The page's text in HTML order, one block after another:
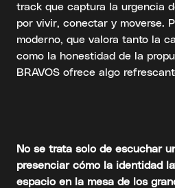
track que captura la urgencia
por vivir, conectar y moverse.
moderno, que valora tanto la
como la honestidad de la
BRAVOS ofrece algo
No se trata solo de escuchar
presenciar cómo la identidad
espacio en la mesa de los